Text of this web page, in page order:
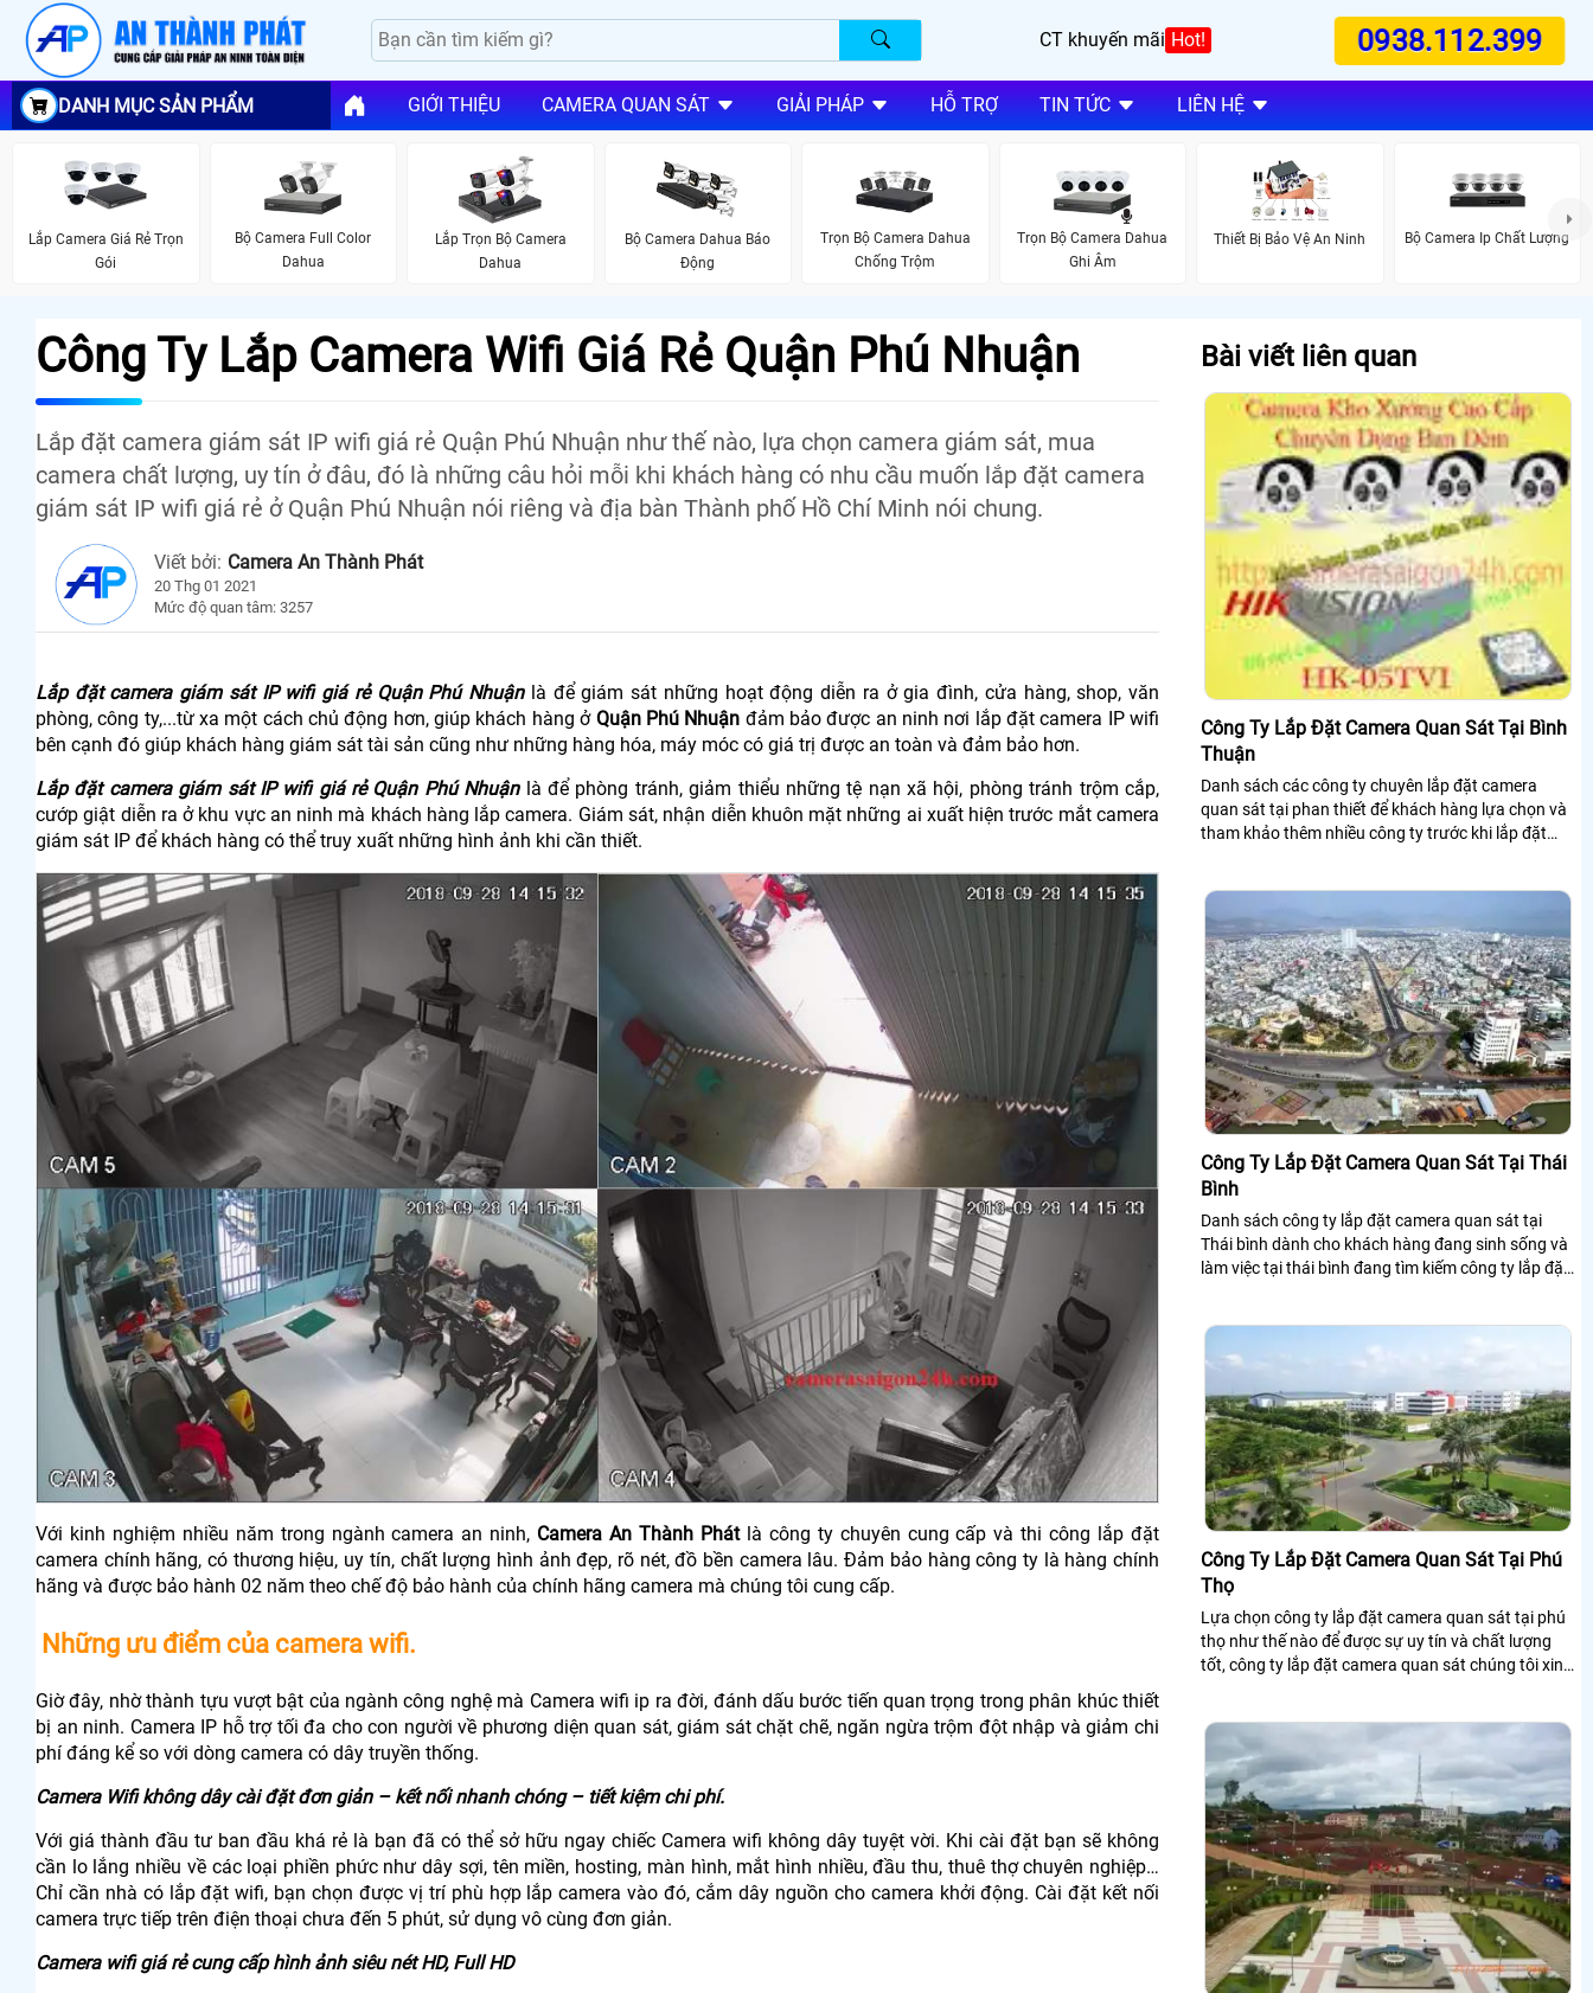
CT khuyến mãi Hot! 0938.112.399
DANH MỤC SẢN PHẨM GIỚI THIỆU CAMERA QUAN SÁT GIẢI PHÁP HỖ TRỢ TIN TỨC LIÊN HỆ
Lắp Camera Giá Rẻ Trọn
Gói
Bộ Camera Full Color
Dahua
Lắp Trọn Bộ Camera
Dahua
Bộ Camera Dahua Báo
Động
Trọn Bộ Camera Dahua
Chống Trộm
Trọn Bộ Camera Dahua
Ghi Âm
Thiết Bị Bảo Vệ An Ninh Bộ Camera Ip Chất Lượng
Công Ty Lắp Camera Wifi Giá Rẻ Quận Phú Nhuận
Lắp đặt camera giám sát IP wifi giá rẻ Quận Phú Nhuận như thế nào, lựa chọn camera giám sát, mua
camera chất lượng, uy tín ở đâu, đó là những câu hỏi mỗi khi khách hàng có nhu cầu muốn lắp đặt camera
giám sát IP wifi giá rẻ ở Quận Phú Nhuận nói riêng và địa bàn Thành phố Hồ Chí Minh nói chung.
Viết bởi: Camera An Thành Phát
20 Thg 01 2021
Mức độ quan tâm: 3257
Lắp đặt camera giám sát IP wifi giá rẻ Quận Phú Nhuậnlà để giám sát những hoạt động diễn ra ở gia đình, cửa hàng, shop, văn
phòng, công ty,...từ xa một cách chủ động hơn, giúp khách hàng ở Quận Phú Nhuận đảm bảo được an ninh nơi lắp đặt camera IP wifi
bên cạnh đó giúp khách hàng giám sát tài sản cũng như những hàng hóa, máy móc có giá trị được an toàn và đảm bảo hơn.
Lắp đặt camera giám sát IP wifi giá rẻ Quận Phú Nhuậnlà để phòng tránh, giảm thiểu những tệ nạn xã hội, phòng tránh trộm cắp,
cướp giật diễn ra ở khu vực an ninh mà khách hàng lắp camera. Giám sát, nhận diễn khuôn mặt những ai xuất hiện trước mắt camera
giám sát IP để khách hàng có thể truy xuất những hình ảnh khi cần thiết.
Với kinh nghiệm nhiều năm trong ngành camera an ninh, Camera An Thành Phátlà công ty chuyên cung cấp và thi công lắp đặt
camera chính hãng, có thương hiệu, uy tín, chất lượng hình ảnh đẹp, rõ nét, đồ bền camera lâu. Đảm bảo hàng công ty là hàng chính
hãng và được bảo hành 02 năm theo chế độ bảo hành của chính hãng camera mà chúng tôi cung cấp.
Những ưu điểm của camera wifi.
Giờ đây, nhờ thành tựu vượt bật của ngành công nghệ mà Camera wifi ip ra đời, đánh dấu bước tiến quan trọng trong phân khúc thiết
bị an ninh. Camera IP hỗ trợ tối đa cho con người về phương diện quan sát, giám sát chặt chẽ, ngăn ngừa trộm đột nhập và giảm chi
phí đáng kể so với dòng camera có dây truyền thống.
Camera Wifi không dây cài đặt đơn giản – kết nối nhanh chóng – tiết kiệm chi phí.
Với giá thành đầu tư ban đầu khá rẻ là bạn đã có thể sở hữu ngay chiếc Camera wifi không dây tuyệt vời. Khi cài đặt bạn sẽ không
cần lo lắng nhiều về các loại phiền phức như dây sợi, tên miền, hosting, màn hình, mắt hình nhiều, đầu thu, thuê thợ chuyên nghiệp…
Chỉ cần nhà có lắp đặt wifi, bạn chọn được vị trí phù hợp lắp camera vào đó, cắm dây nguồn cho camera khởi động. Cài đặt kết nối
camera trực tiếp trên điện thoại chưa đến 5 phút, sử dụng vô cùng đơn giản.
Camera wifi giá rẻ cung cấp hình ảnh siêu nét HD, Full HD
Bài viết liên quan
Công Ty Lắp Đặt Camera Quan Sát Tại Bình
Thuận
Danh sách các công ty chuyên lắp đặt camera
quan sát tại phan thiết để khách hàng lựa chọn và
tham khảo thêm nhiều công ty trước khi lắp đặt
Công Ty Lắp Đặt Camera Quan Sát Tại Thái
Bình
Danh sách công ty lắp đặt camera quan sát tại
Thái bình dành cho khách hàng đang sinh sống và
làm việc tại thái bình đang tìm kiếm công ty lắp đặt
Công Ty Lắp Đặt Camera Quan Sát Tại Phú
Thọ
Lựa chọn công ty lắp đặt camera quan sát tại phú
thọ như thế nào để được sự uy tín và chất lượng
tốt, công ty lắp đặt camera quan sát chúng tôi xin